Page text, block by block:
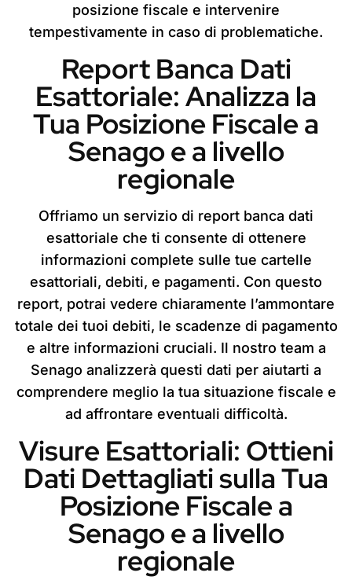
posizione fiscale e intervenire
tempestivamente in caso di problematiche.
Report Banca Dati
Esattoriale: Analizza la
Tua Posizione Fiscale a
Senago e a livello
regionale
Offriamo un servizio di report banca dati
esattoriale che ti consente di ottenere
informazioni complete sulle tue cartelle
esattoriali, debiti, e pagamenti. Con questo
report, potrai vedere chiaramente l’ammontare
totale dei tuoi debiti, le scadenze di pagamento
e altre informazioni cruciali. Il nostro team a
Senago analizzerà questi dati per aiutarti a
comprendere meglio la tua situazione fiscale e
ad affrontare eventuali difficoltà.
Visure Esattoriali: Ottieni
Dati Dettagliati sulla Tua
Posizione Fiscale a
Senago e a livello
regionale